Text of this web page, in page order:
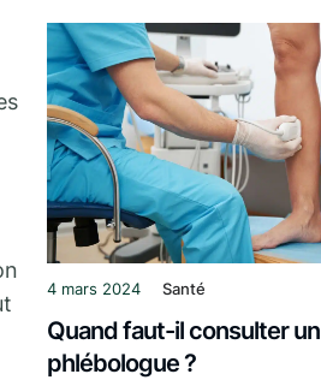
4 mars 2024 Santé
Quand faut-il consulter un
phlébologue ?